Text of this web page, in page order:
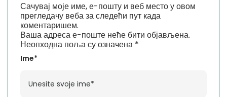
Ваша адреса е-поште неће бити објављена.
Неопходна поља су означена *
Ime*
Сачувај моје име, е-пошту и веб место у овом
прегледачу веба за следећи пут када
коментаришем.